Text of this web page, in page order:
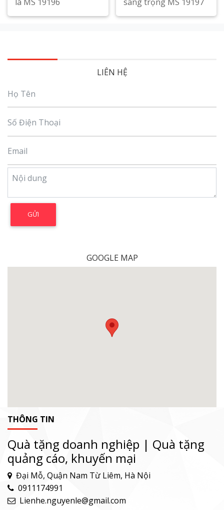
Xem chi tiết Xem chi tiết
LIÊN HỆ
GOOGLE MAP
THÔNG TIN
Quà tặng doanh nghiệp | Quà tặng
quảng cáo, khuyến mại
Đại Mỗ, Quận Nam Từ Liêm, Hà Nội
0911174991
Lienhe.nguyenle@gmail.com